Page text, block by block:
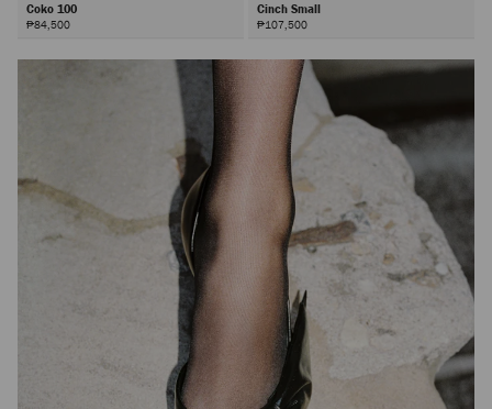
Coko 100
₱84,500
Cinch Small
₱107,500